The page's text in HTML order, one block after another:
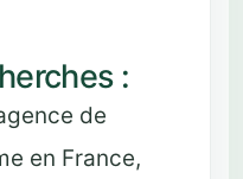
:
de
en France,